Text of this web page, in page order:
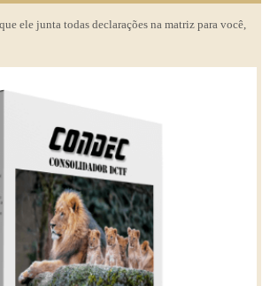
ele junta todas declarações na matriz para você,